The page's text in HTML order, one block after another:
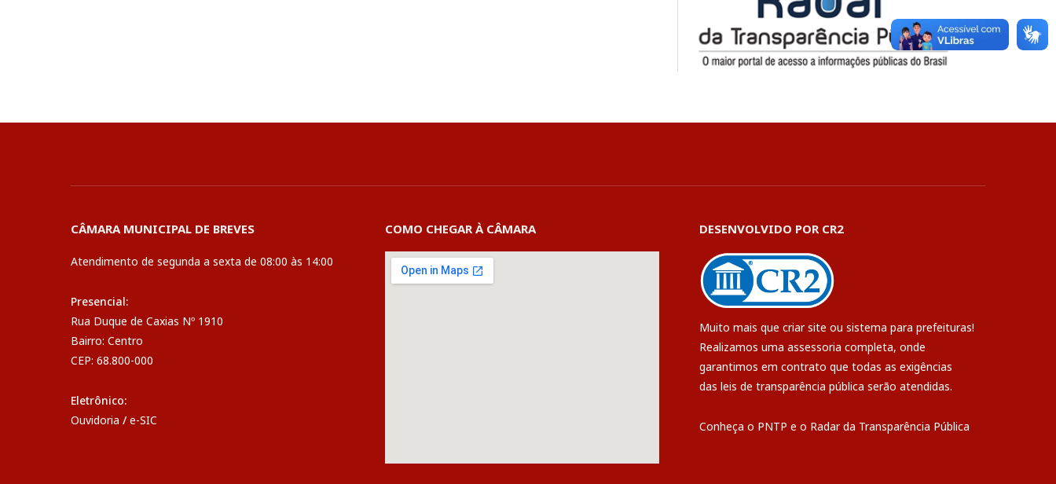
CÂMARA MUNICIPAL DE BREVES
Atendimento de segunda a sexta de 08:00 às 14:00
Presencial:
Rua Duque de Caxias Nº 1910
Bairro: Centro
CEP: 68.800-000
Eletrônico:
Ouvidoria / e-SIC
COMO CHEGAR À CÂMARA DESENVOLVIDO POR CR2
Muito mais que criar site ou sistema para prefeituras!
Realizamos uma assessoria completa, onde
garantimos em contrato que todas as exigências
das leis de transparência pública serão atendidas.
Conheça o PNTP e o Radar da Transparência Pública